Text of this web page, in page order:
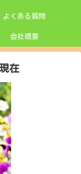
よくある質問
会社概要
在